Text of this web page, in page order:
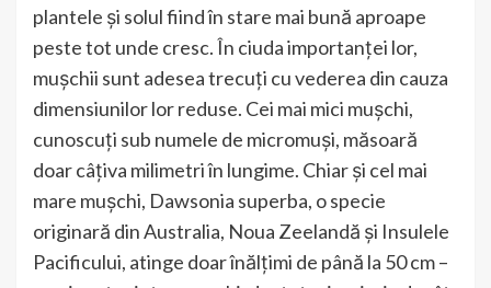
plantele și solul fiind în stare mai bună aproape
peste tot unde cresc. În ciuda importanței lor,
mușchii sunt adesea trecuți cu vederea din cauza
dimensiunilor lor reduse. Cei mai mici mușchi,
cunoscuți sub numele de micromuși, măsoară
doar câțiva milimetri în lungime. Chiar și cel mai
mare mușchi, Dawsonia superba, o specie
originară din Australia, Noua Zeelandă și Insulele
Pacificului, atinge doar înălțimi de până la 50 cm –